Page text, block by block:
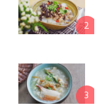
2
3